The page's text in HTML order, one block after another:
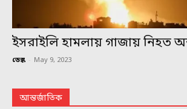
ইসরাইলি হামলায় গাজায় নিহত
ডেস্ক - May 9, 2023
আন্তর্জাতিক